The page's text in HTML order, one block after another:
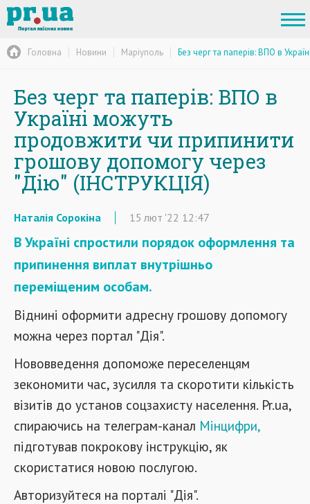
Головна Новини Маріуполь Без черг та паперів: ВПО в
Без черг та паперів: ВПО в
Україні можуть
продовжити чи припинити
грошову допомогу через
"Дію" (ІНСТРУКЦІЯ)
Наталія Сорокіна 15 лют '22 12:47
В Україні спростили порядок оформлення та
припинення виплат внутрішньо
переміщеним особам.
Віднині оформити адресну грошову допомогу
можна через портал "Дія".
Нововведення допоможе переселенцям
зекономити час, зусилля та скоротити кількість
візитів до установ соцзахисту населення. Pr.ua,
спираючись на телеграм-канал Мінцифри,
підготував покрокову інструкцію, як
скористатися новою послугою.
Авторизуйтеся на порталі "Дія".